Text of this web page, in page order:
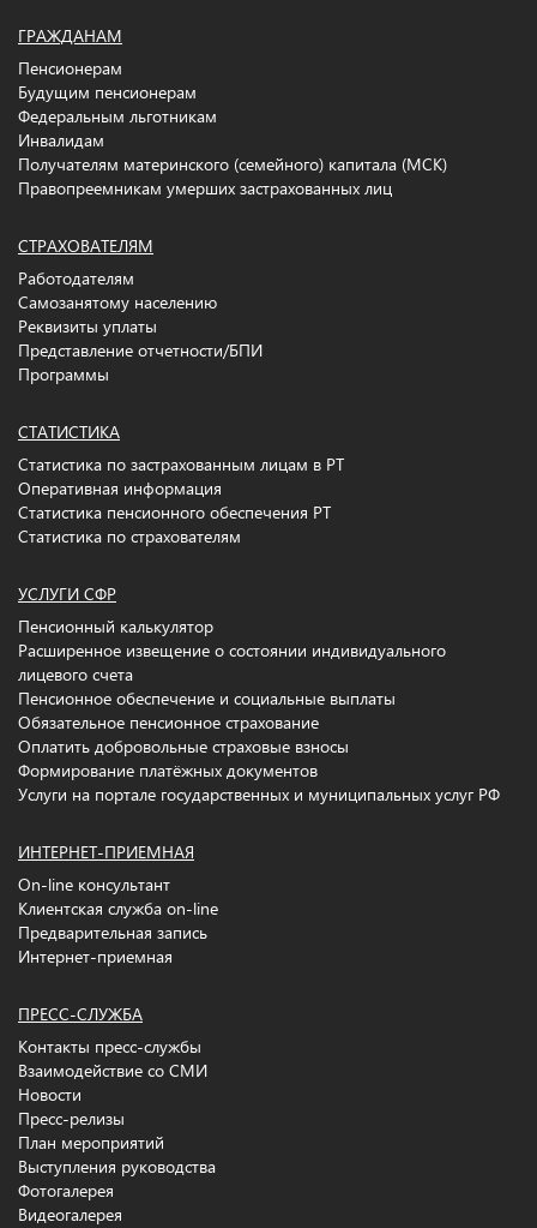
ГРАЖДАНАМ
Пенсионерам
Будущим пенсионерам
Федеральным льготникам
Инвалидам
Получателям материнского (семейного) капитала (МСК)
Правопреемникам умерших застрахованных лиц
СТРАХОВАТЕЛЯМ
Работодателям
Самозанятому населению
Реквизиты уплаты
Представление отчетности/БПИ
Программы
СТАТИСТИКА
Статистика по застрахованным лицам в РТ
Оперативная информация
Статистика пенсионного обеспечения РТ
Статистика по страхователям
УСЛУГИ СФР
Пенсионный калькулятор
Расширенное извещение о состоянии индивидуального
лицевого счета
Пенсионное обеспечение и социальные выплаты
Обязательное пенсионное страхование
Оплатить добровольные страховые взносы
Формирование платёжных документов
Услуги на портале государственных и муниципальных услуг РФ
ИНТЕРНЕТ-ПРИЕМНАЯ
On-line консультант
Клиентская служба on-line
Предварительная запись
Интернет-приемная
ПРЕСС-СЛУЖБА
Контакты пресс-службы
Взаимодействие со СМИ
Новости
Пресс-релизы
План мероприятий
Выступления руководства
Фотогалерея
Видеогалерея